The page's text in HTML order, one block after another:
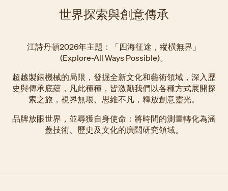
世界探索與創意傳承
江詩丹頓2026年主題：「四海征途，縱橫無界」
(Explore-All Ways Possible)。
超越製錶機械的局限，發掘全新文化和藝術領域，深入歷
史與傳承底蘊，凡此種種，皆激勵我們以各種方式展開探
索之旅，視界無垠、思維不凡，釋放創意靈光。
品牌放眼世界，並尋獲自身使命：將時間的測量轉化為涵
蓋技術、歷史及文化的廣闊研究領域。